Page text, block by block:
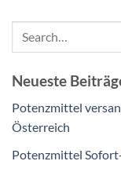
Neueste
Potenzmittel
Österreich
Potenzmittel